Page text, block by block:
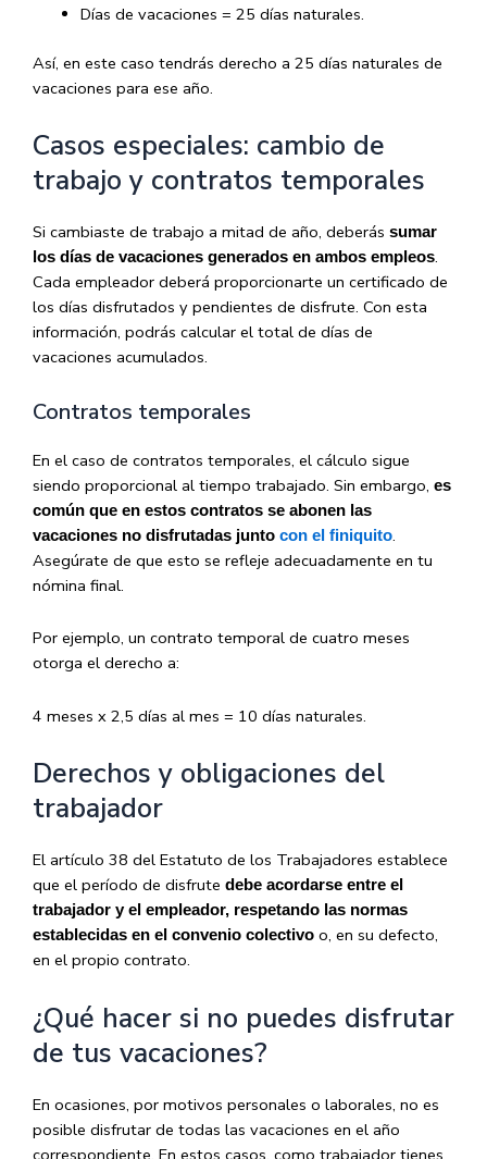
Días de vacaciones = 25 días naturales.
Así, en este caso tendrás derecho a 25 días naturales de
vacaciones para ese año.
Casos especiales: cambio de
trabajo y contratos temporales
Si cambiaste de trabajo a mitad de año, deberás sumar
los días de vacaciones generados en ambos empleos.
Cada empleador deberá proporcionarte un certificado de
los días disfrutados y pendientes de disfrute. Con esta
información, podrás calcular el total de días de
vacaciones acumulados.
Contratos temporales
En el caso de contratos temporales, el cálculo sigue
siendo proporcional al tiempo trabajado. Sin embargo, es
común que en estos contratos se abonen las
vacaciones no disfrutadas junto con el finiquito.
Asegúrate de que esto se refleje adecuadamente en tu
nómina final.
Por ejemplo, un contrato temporal de cuatro meses
otorga el derecho a:
4 meses x 2,5 días al mes = 10 días naturales.
Derechos y obligaciones del
trabajador
El artículo 38 del Estatuto de los Trabajadores establece
que el período de disfrute debe acordarse entre el
trabajador y el empleador, respetando las normas
establecidas en el convenio colectivo o, en su defecto,
en el propio contrato.
¿Qué hacer si no puedes disfrutar
de tus vacaciones?
En ocasiones, por motivos personales o laborales, no es
posible disfrutar de todas las vacaciones en el año
correspondiente. En estos casos, como trabajador tienes